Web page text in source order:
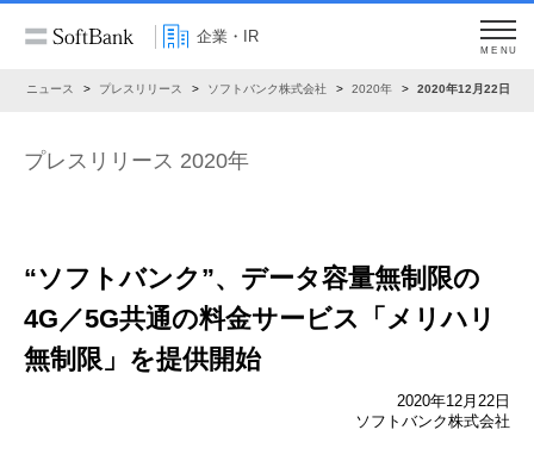
企業・IR
MENU
ニュース プレスリリース ソフトバンク株式会社 2020年 2020年12月22日
プレスリリース 2020年
“ソフトバンク”、データ容量無制限の
4G／5G共通の料金サービス「メリハリ
無制限」を提供開始
2020年12月22日
ソフトバンク株式会社